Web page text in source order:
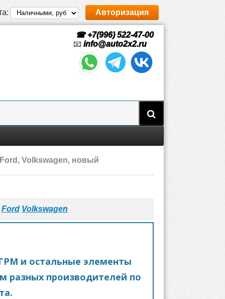
Авторизация
☎ +7(996) 522-47-00
📧 info@auto2x2.ru
Volkswagen, новый
Ford Volkswagen
и остальные элементы
разных производителей по